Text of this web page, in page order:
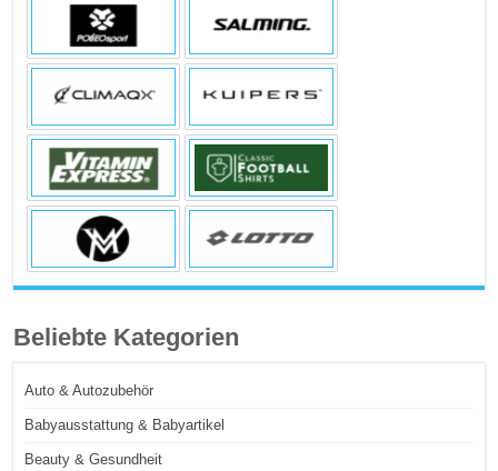
Beliebte Kategorien
Auto & Autozubehör
Babyausstattung & Babyartikel
Beauty & Gesundheit